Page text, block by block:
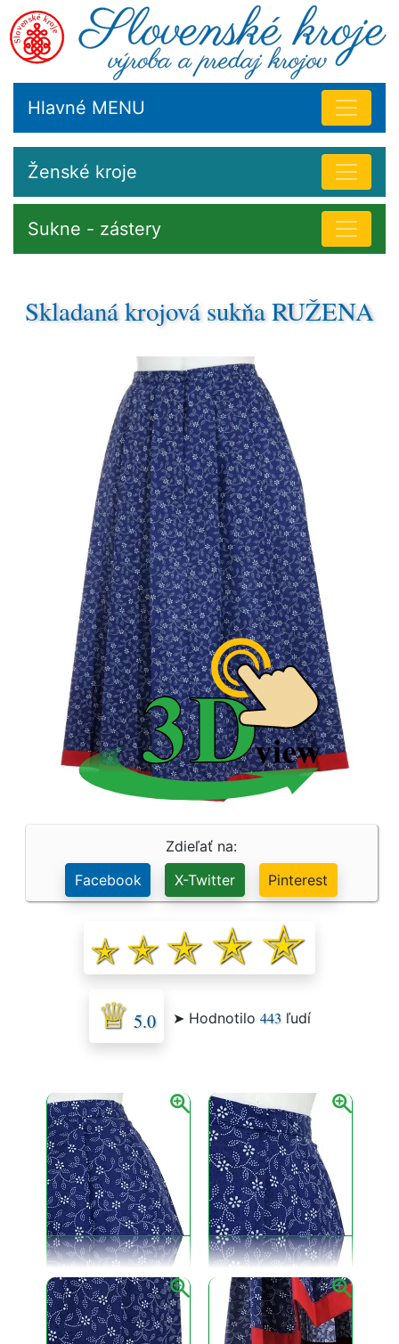
Hlavné MENU
Ženské kroje
Sukne - zástery
Skladaná krojová sukňa RUŽENA
Skalický kroj.
Sukňa bolo z tenkého modrotlačou zdobeného plátna.
Sviatočné sukne sa šili z pravej modrotlače. dĺžka bola
pod kolená, nazberaná do pása, ukončená čipkou.
Vrchná sukňa bola dlhá po členky, širšia, skladaná. Šila
sa z farbiarčiny modrotlače, z kartúnu aj vlnených
látok. Naspodku sa všili pás červenej látky.
Pod fjertoch sukne sa obliekala jedna i viac spodníc.
Na fjertoch sa opásala futa záscera, obvykle bola
modrá bez vzorky, mladé dievčatá mali na slávnostnú
príležitosť biele. Okraje bývali vyšité. Stuha sa
zaväzovala na mašľu.
Kroj Skalickej oblasti
Pod živôtik sa prekrížila trojuholníková šatka z
jemného bieleho materiálu, s bielym vyšívaním Okolo
hrdla sa uviazala šatka.
V zime nosili ženy súkenné modré, podšité a lemované
kožušinou. Zapínali sa na strieborné filigránové
gombíky, spony. Dievky si zapletali vrkoč.
Čepiec z bieleho tylu, vyšívaný retiazkovým stehom
alebo preťahovaním na tyle modrou bavinkou. Na okraj
sa prišila široká čipka.
Na čepce sa uväzovali rozličné šatky. Ženy nosili
Zdieľať na:
Facebook
X-Twitter Pinterest
5.0 ➤ Hodnotilo 443ľudí